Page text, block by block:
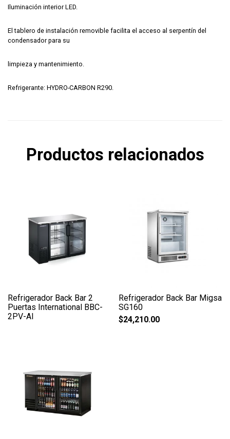
Iluminación interior LED.
El tablero de instalación removible facilita el acceso al serpentín del
condensador para su
limpieza y mantenimiento.
Refrigerante: HYDRO-CARBON R290.
Productos relacionados
Refrigerador Back Bar 2
Puertas International BBC-
2PV-AI
Refrigerador Back Bar Migsa
SG160
$24,210.00